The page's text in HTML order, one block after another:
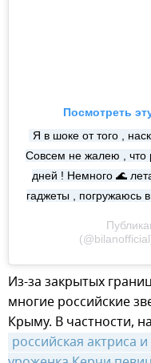
Посмотреть
Я в шоке от того ,
Совсем не жалею , что
дней ! Немного 🌊
гаджеты , погружаюсь
Из-за закрытых
многие российские
Крыму. В частности,
российская актриса